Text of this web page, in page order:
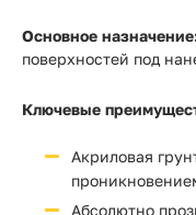
Основное
поверхностей под
Ключевые
Акриловая
Абсолютно